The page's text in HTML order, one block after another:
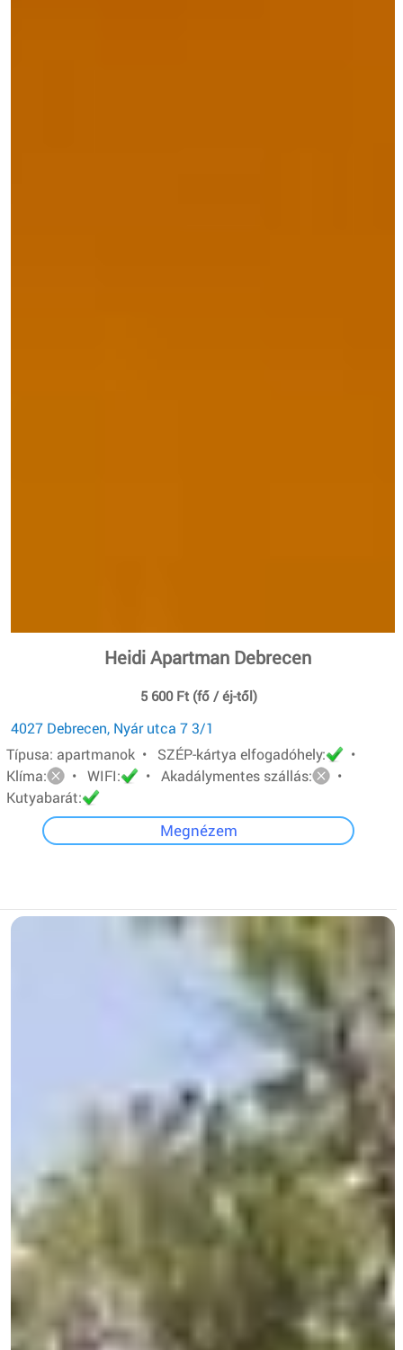
Heidi Apartman Debrecen
5 600 Ft (fő / éj-től)
4027 Debrecen, Nyár utca 7 3/1
Típusa: apartmanok • SZÉP-kártya elfogadóhely:
•
Klíma:
• WIFI: • Akadálymentes szállás:
•
Kutyabarát:
Megnézem